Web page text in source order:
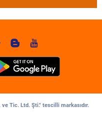
Tic. Ltd. Şti." tescilli markasıdır.